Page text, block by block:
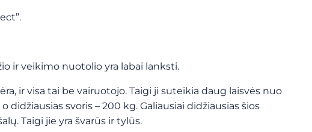
ir veikimo nuotolio yra labai lanksti.
ir visa tai be vairuotojo. Taigi ji suteikia daug laisvės nuo
svoris – 200 kg. Galiausiai didžiausias šios
Taigi jie yra švarūs ir tylūs.